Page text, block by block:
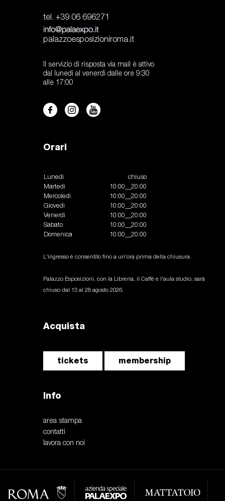
tel. +39 06 696271
palazzoesposizioniroma.it
Il servizio di risposta via mail è attivo
dal lunedi al venerdì dalle ore 9:30
alle 17:00
Orari
Lunedì
chiuso
Martedì
10:00__20:00
Mercoledì
10:00__20:00
Giovedì
10:00__20:00
Venerdì
10:00__20:00
Sabato
10:00__20:00
Domenica
10:00__20:00
L'ingresso è consentito fino a un'ora prima della chiusura.
Palazzo Esposizioni, con la Libreria, il Caffè e l'aula studio, sarà
chiuso dal 13 al 28 agosto 2026.
Acquista
tickets membership
Info
area stampa
contatti
lavora con noi